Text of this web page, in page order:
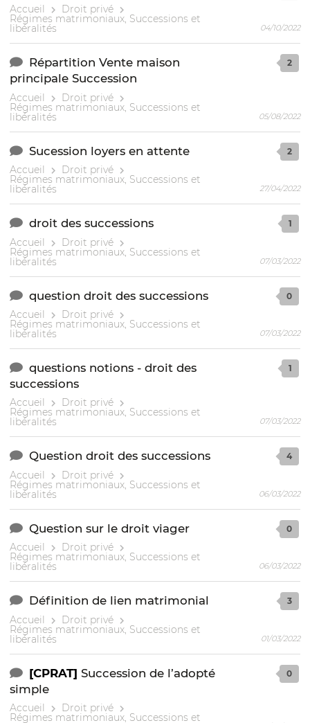
Accueil Droit privé
Régimes matrimoniaux, Successions et
libéralités 04/10/2022
Répartition Vente maison
principale Succession
Accueil Droit privé
Régimes matrimoniaux, Successions et
libéralités
2
05/08/2022
Sucession loyers en attente
Accueil Droit privé
Régimes matrimoniaux, Successions et
libéralités
2
27/04/2022
droit des successions
Accueil Droit privé
Régimes matrimoniaux, Successions et
libéralités
1
07/03/2022
question droit des successions
Accueil Droit privé
Régimes matrimoniaux, Successions et
libéralités
0
07/03/2022
questions notions - droit des
successions
Accueil Droit privé
Régimes matrimoniaux, Successions et
libéralités
1
07/03/2022
Question droit des successions
Accueil Droit privé
Régimes matrimoniaux, Successions et
libéralités
4
06/03/2022
Question sur le droit viager
Accueil Droit privé
Régimes matrimoniaux, Successions et
libéralités
0
06/03/2022
Définition de lien matrimonial
Accueil Droit privé
Régimes matrimoniaux, Successions et
libéralités
3
01/03/2022
[CPRAT] Succession de l’adopté
simple
Accueil Droit privé
Régimes matrimoniaux, Successions et
0